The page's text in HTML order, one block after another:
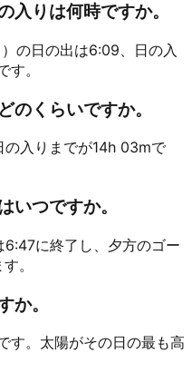
入りは何時ですか。
の日の出は6:09、日の入
。
のくらいですか。
の入りまでが14h 03mで
いつですか。
に終了し、夕方のゴー
。
か。
す。太陽がその日の最も高